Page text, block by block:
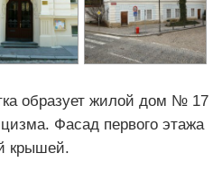
образует жилой дом № 17
Фасад первого этажа
крышей.